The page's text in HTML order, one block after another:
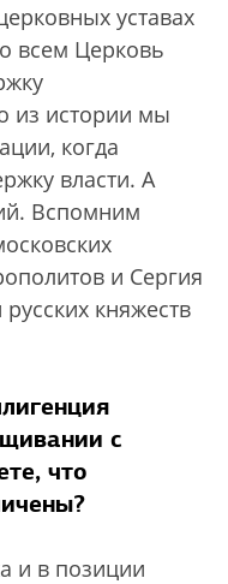
уставах
всем Церковь
из истории мы
когда
власти. А
Вспомним
и Сергия
княжеств
с
что
и в позиции